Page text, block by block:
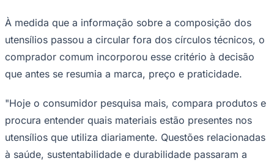
À medida que a informação sobre a composição dos
utensílios passou a circular fora dos círculos técnicos, o
comprador comum incorporou esse critério à decisão
que antes se resumia a marca, preço e praticidade.
"Hoje o consumidor pesquisa mais, compara produtos e
procura entender quais materiais estão presentes nos
utensílios que utiliza diariamente. Questões relacionadas
à saúde, sustentabilidade e durabilidade passaram a